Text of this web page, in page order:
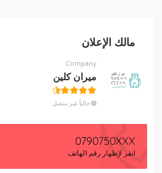
مالك الإعلان
Company
ميران كلين
حالياً غير متصل
0790750XXX
انقر لإظهار رقم الهاتف